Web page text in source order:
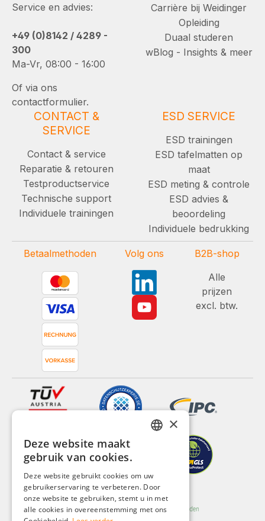
Service en advies:
+49 (0)8142 / 4289 -
300
Ma-Vr, 08:00 - 16:00
Of via ons
contactformulier.
Carrière bij Weidinger
Opleiding
Duaal studeren
wBlog - Insights & meer
CONTACT &
SERVICE
Contact & service
Reparatie & retouren
Testproductservice
Technische support
Individuele trainingen
ESD SERVICE
ESD trainingen
ESD tafelmatten op
maat
ESD meting & controle
ESD advies &
beoordeling
Individuele bedrukking
Betaalmethoden Volg ons
B2B-shop
Alle
prijzen
excl. btw.
FRENCH
ITALIAN
×
Deze website maakt
gebruik van cookies.
Deze website gebruikt cookies om uw
gebruikerservaring te verbeteren. Door
onze website te gebruiken, stemt u in met
alle cookies in overeenstemming met ons